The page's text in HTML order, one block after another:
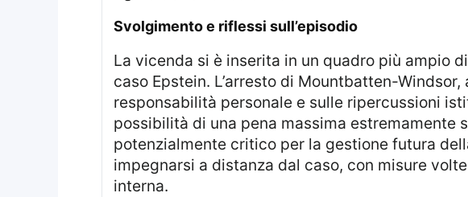
svolgimento e riflessi sull’episodio
La vicenda si è inserita in un quadro più ampio di scrutinio pubblico, dopo la ripubblicazione di documenti relativi al
caso Epstein. L’arresto di Mountbatten-
responsabilità personale e sulle ripercussioni
possibilità di una pena massima estremamente
potenzialmente critico per la gestione futura
impegnarsi a distanza dal caso, con misure
interna.